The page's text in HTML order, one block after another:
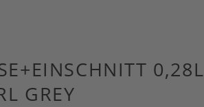
0,28L
GREY